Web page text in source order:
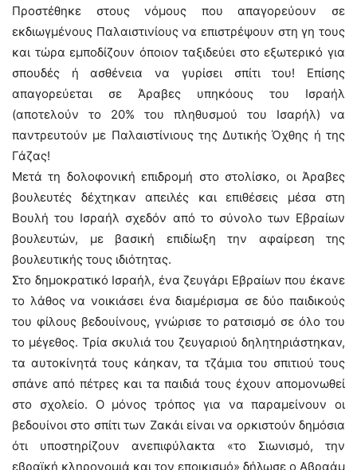
Προστέθηκε στους νόμους που απαγορεύουν σε
εκδιωγμένους Παλαιστινίους να επιστρέψουν στη γη τους
και τώρα εμποδίζουν όποιον ταξιδεύει στο εξωτερικό για
σπουδές ή ασθένεια να γυρίσει σπίτι του! Επίσης
απαγορεύεται σε Άραβες υπηκόους του Ισραήλ
(αποτελούν το 20% του πληθυσμού του Ισαρήλ) να
παντρευτούν με Παλαιστίνιους της Δυτικής Όχθης ή της
Γάζας!
Μετά τη δολοφονική επιδρομή στο στολίσκο, οι Άραβες
βουλευτές δέχτηκαν απειλές και επιθέσεις μέσα στη
Βουλή του Ισραήλ σχεδόν από το σύνολο των Εβραίων
βουλευτών, με βασική επιδίωξη την αφαίρεση της
βουλευτικής τους ιδιότητας.
Στο δημοκρατικό Ισραήλ, ένα ζευγάρι Εβραίων που έκανε
το λάθος να νοικιάσει ένα διαμέρισμα σε δύο παιδικούς
του φίλους βεδουίνους, γνώρισε το ρατσισμό σε όλο του
το μέγεθος. Τρία σκυλιά του ζευγαριού δηλητηριάστηκαν,
τα αυτοκίνητά τους κάηκαν, τα τζάμια του σπιτιού τους
σπάνε από πέτρες και τα παιδιά τους έχουν απομονωθεί
στο σχολείο. Ο μόνος τρόπος για να παραμείνουν οι
βεδουίνοι στο σπίτι των Ζακάι είναι να ορκιστούν δημόσια
ότι υποστηρίζουν ανεπιφύλακτα «το Σιωνισμό, την
εβραϊκή κληρονομιά και τον εποικισμό» δήλωσε ο Αβραάμ